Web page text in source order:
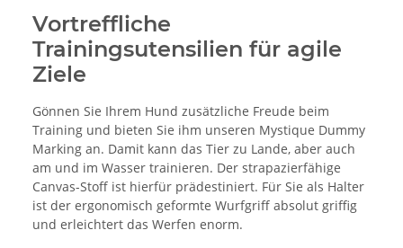
Vortreffliche
Trainingsutensilien für agile
Ziele
Gönnen Sie Ihrem Hund zusätzliche Freude beim
Training und bieten Sie ihm unseren Mystique Dummy
Marking an. Damit kann das Tier zu Lande, aber auch
am und im Wasser trainieren. Der strapazierfähige
Canvas-Stoff ist hierfür prädestiniert. Für Sie als Halter
ist der ergonomisch geformte Wurfgriff absolut griffig
und erleichtert das Werfen enorm.